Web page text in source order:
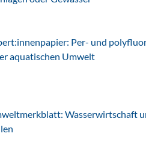
Per- und
aquatischen Umwelt
Wasserwirtschaft